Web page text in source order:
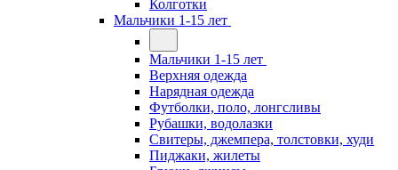
Колготки
Мальчики 1-15 лет
Мальчики 1-15 лет
Верхняя одежда
Нарядная одежда
Футболки, поло, лонгсливы
Рубашки, водолазки
Свитеры, джемпера, толстовки, худи
Пиджаки, жилеты